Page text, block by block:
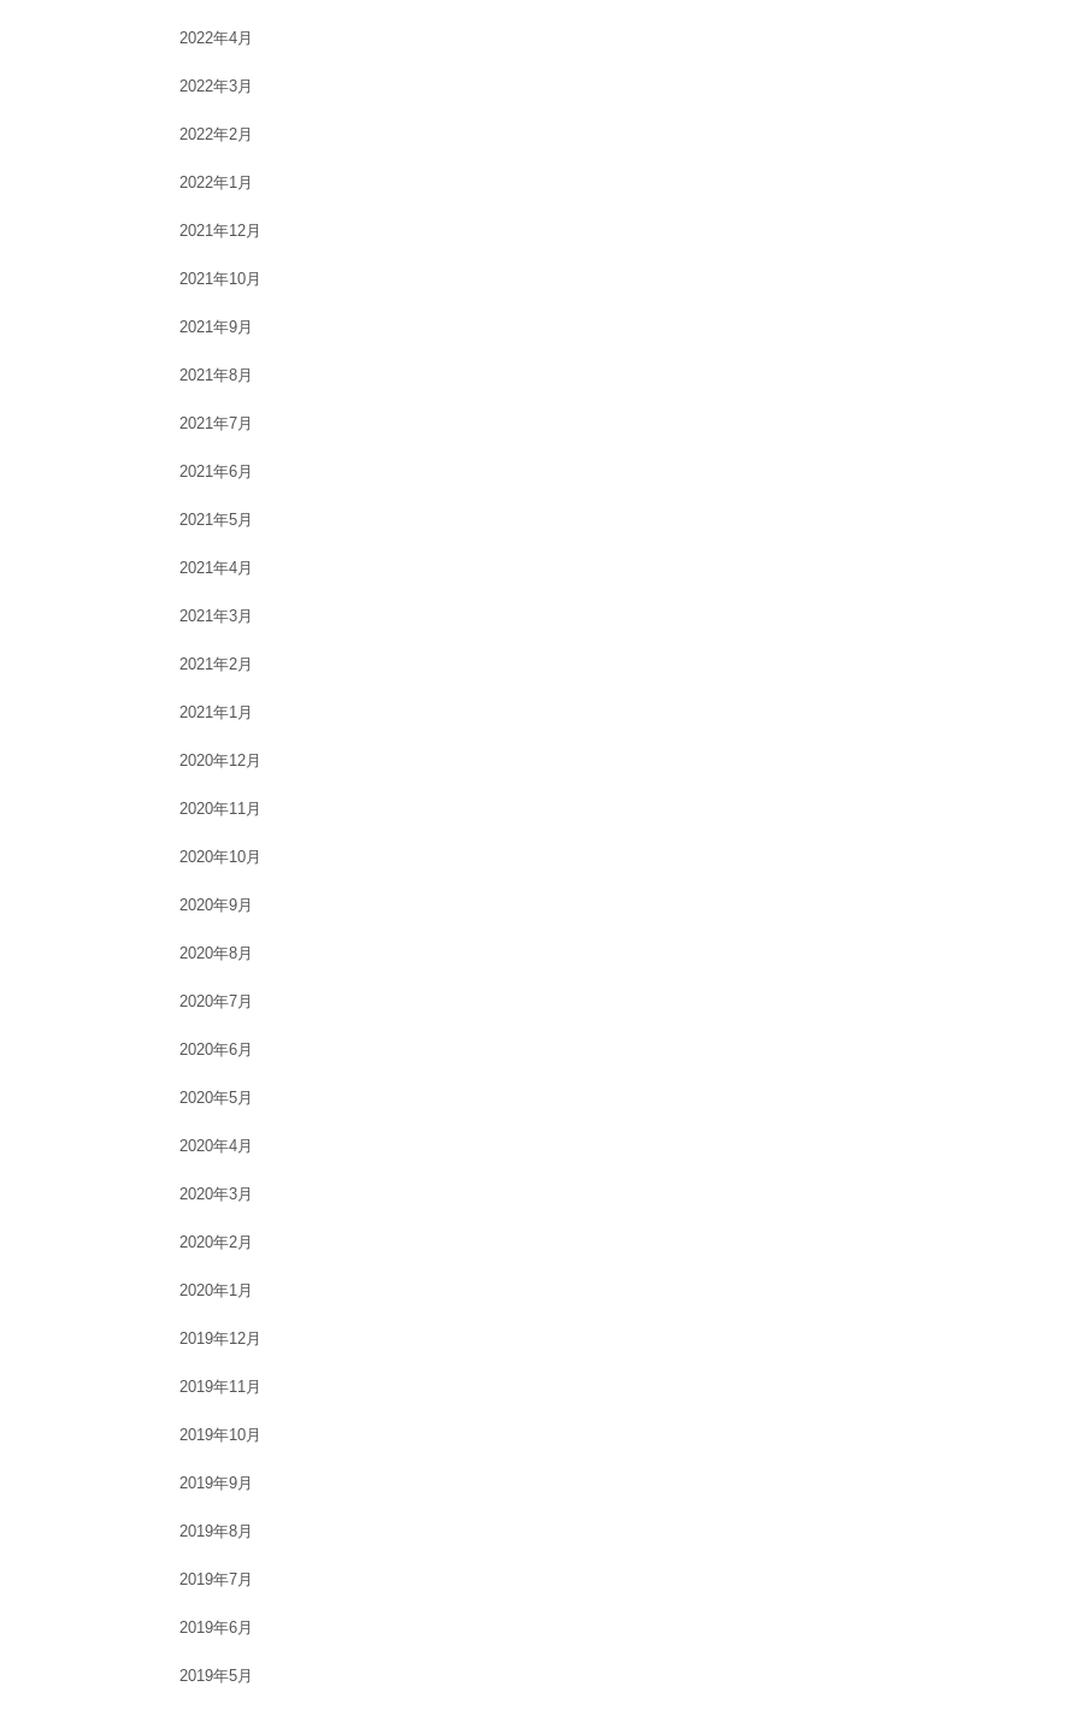
2022年4月
2022年3月
2022年2月
2022年1月
2021年12月
2021年10月
2021年9月
2021年8月
2021年7月
2021年6月
2021年5月
2021年4月
2021年3月
2021年2月
2021年1月
2020年12月
2020年11月
2020年10月
2020年9月
2020年8月
2020年7月
2020年6月
2020年5月
2020年4月
2020年3月
2020年2月
2020年1月
2019年12月
2019年11月
2019年10月
2019年9月
2019年8月
2019年7月
2019年6月
2019年5月